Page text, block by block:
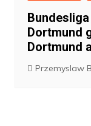
Dortmund
Dortmund
Przemyslaw